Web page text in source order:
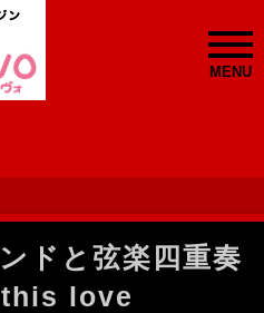
MENU
ドと弦楽四重奏
this love